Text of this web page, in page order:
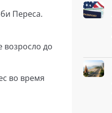
Переса.
возросло до
во время